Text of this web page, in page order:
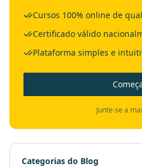
Cursos 100% online de
Certificado válido
Plataforma simples e
Junte-se a
Categorias do Blog